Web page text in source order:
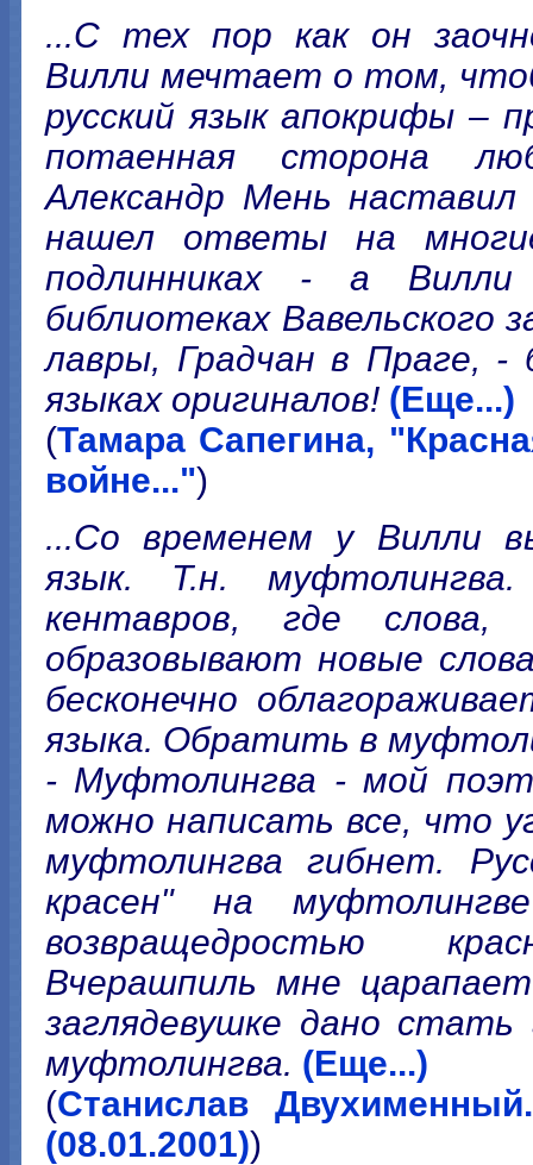
...С тех пор как он
Вилли мечтает о том,
русский язык апокрифы –
потаенная сторона
Александр Мень
нашел ответы на
подлинниках - а Вилли
библиотеках Вавельского
лавры, Градчан в Праге, -
языках оригиналов! (Еще...)
(Тамара Сапегина,
войне...")
...Со временем у Вилли
язык. Т.н. муфтолингва.
кентавров, где
образовывают новые
бесконечно
языка. Обратить в
- Муфтолингва - мой
можно написать все, что
муфтолингва гибнет.
красен" на
возвращедростью
Вчерашпиль мне
заглядевушке дано
муфтолингва. (Еще...)
(Станислав
(08.01.2001))